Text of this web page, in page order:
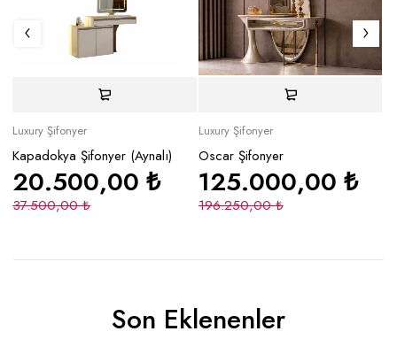
Luxury Şifonyer
Kapadokya Şifonyer (Aynalı)
37.500,00₺
20.500,00₺
Luxury Şifonyer
Oscar Şifonyer
196.250,00₺
125.000,00 ₺
Son Eklenenler